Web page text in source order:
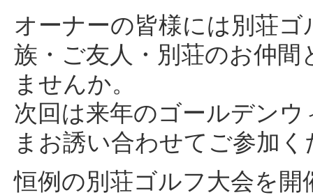
オーナーの皆様には別荘
族・ご友人・別荘のお仲
ませんか。
次回は来年のゴールデン
まお誘い合わせてご参加く
恒例の別荘ゴルフ大会を開